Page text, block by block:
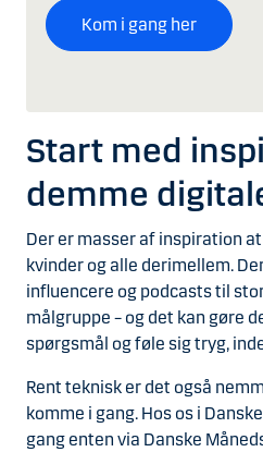
Kom i gang her
Start med
demme
Der er masser af inspiration
kvinder og alle derimellem.
influencere og podcasts til
målgruppe – og det kan gøre
spørgsmål og føle sig tryg,
Rent teknisk er det også
komme i gang. Hos os i
gang enten via Danske